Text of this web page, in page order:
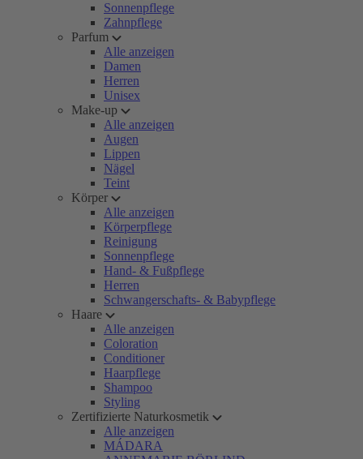
Sonnenpflege
Zahnpflege
Parfum
Alle anzeigen
Damen
Herren
Unisex
Make-up
Alle anzeigen
Augen
Lippen
Nägel
Teint
Körper
Alle anzeigen
Körperpflege
Reinigung
Sonnenpflege
Hand- & Fußpflege
Herren
Schwangerschafts- & Babypflege
Haare
Alle anzeigen
Coloration
Conditioner
Haarpflege
Shampoo
Styling
Zertifizierte Naturkosmetik
Alle anzeigen
MÁDARA